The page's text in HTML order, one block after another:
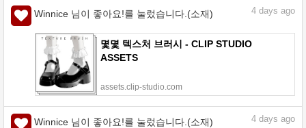
Winnice 님이 좋아요!를 눌렀습니다.(소재) 4 days ago
몇몇 텍스처 브러시 - CLIP STUDIO
ASSETS
assets.clip-studio.com
Winnice 님이 좋아요!를 눌렀습니다.(소재) 4 days ago